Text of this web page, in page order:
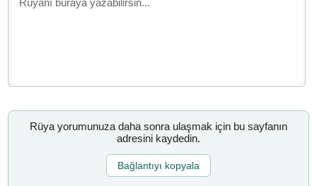
Rüya yorumunuza daha sonra ulaşmak için bu sayfanın
adresini kaydedin.
Bağlantıyı kopyala